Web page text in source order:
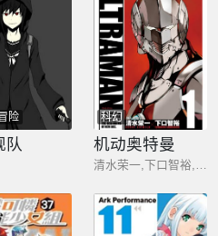
险
队
科幻
机动奥特曼
清水荣一,下口智裕,HERO'S